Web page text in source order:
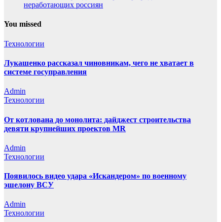
неработающих россиян
You missed
Технологии
Лукашенко рассказал чиновникам, чего не хватает в
системе госуправления
Admin
Технологии
От котлована до монолита: дайджест строительства
девяти крупнейших проектов MR
Admin
Технологии
Появилось видео удара «Искандером» по военному
эшелону ВСУ
Admin
Технологии